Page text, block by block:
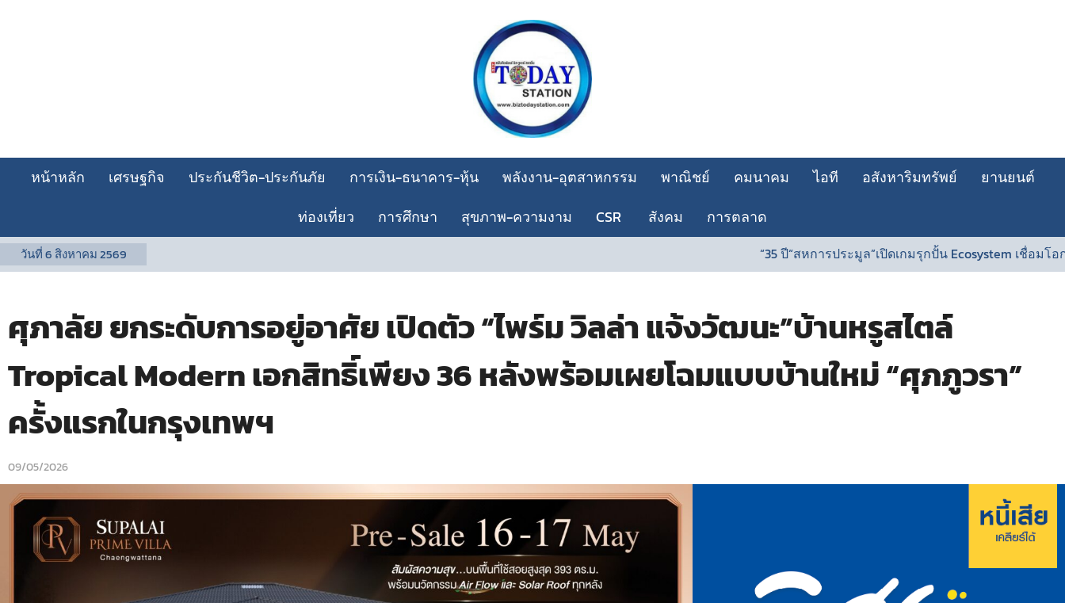
หน้าหลัก เศรษฐกิจ ประกันชีวิต-ประกันภัย การเงิน-ธนาคาร-หุ้น พลังงาน-อุตสาหกรรม พาณิชย์ คมนาคม ไอที อสังหาริมทรัพย์
ยานยนต์
ท่องเที่ยว
การศึกษา สุขภาพ-ความงาม CSR สังคม การตลาด
วันที่6 สิงหาคม 2569 “35 ปี“สหการประมูล”เปิดเกมรุกปั้น Ecosystem เชื่อมโอกาสธุรกิจไร้รอย
ศุภาลัย ยกระดับการอยู่อาศัย เปิดตัว “ไพร์ม วิลล่า แจ้งวัฒนะ”บ้านหรูสไตล์
Tropical Modern เอกสิทธิ์เพียง 36 หลังพร้อมเผยโฉมแบบบ้านใหม่ “ศุภภูวรา”
ครั้งแรกในกรุงเทพฯ
09/05/2026